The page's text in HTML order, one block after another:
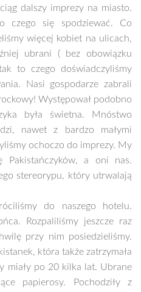
dalszy imprezy na miasto.
czego się spodziewać. Co
więcej kobiet na ulicach,
ubrani ( bez obowiązku
to czego doświadczyliśmy
Nasi gospodarze zabrali
Występował podobno
była świetna. Mnóstwo
nawet z bardzo małymi
ochoczo do imprezy. My
Pakistańczyków, a oni nas.
stereorypu, który utrwalają
do naszego hotelu.
Rozpaliliśmy jeszcze raz
przy nim posiedzieliśmy.
która także zatrzymała
miały po 20 kilka lat. Ubrane
papierosy. Pochodziły z